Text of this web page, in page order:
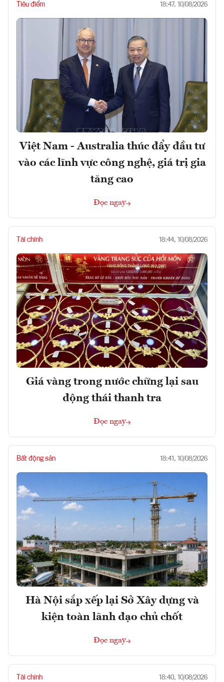
Tiêu điểm 18:47, 10/08/2026
Việt Nam - Australia thúc đẩy đầu tư
vào các lĩnh vực công nghệ, giá trị gia
tăng cao
Đọc ngay
Tài chính 18:44, 10/08/2026
Giá vàng trong nước chững lại sau
động thái thanh tra
Đọc ngay
Bất động sản 18:41, 10/08/2026
Hà Nội sắp xếp lại Sở Xây dựng và
kiện toàn lãnh đạo chủ chốt
Đọc ngay
Tài chính 18:40, 10/08/2026